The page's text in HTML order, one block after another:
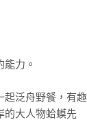
力。
起泛舟野餐，有趣
的大人物蛤蟆先